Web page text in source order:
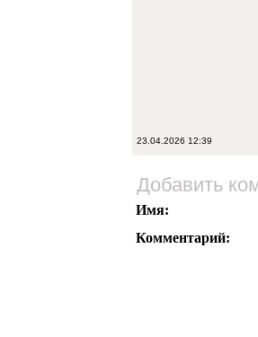
23.04.2026 12:39
Добавить
Имя:
Комментарий: